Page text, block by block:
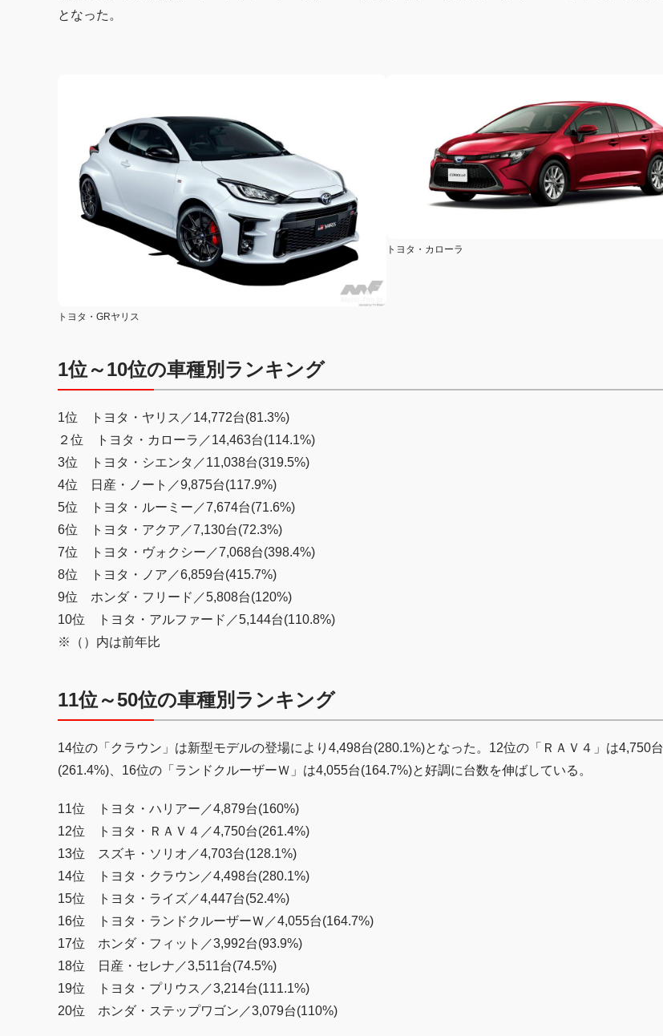
となった。
トヨタ・GRヤリス
トヨタ・カローラ
1位～10位の車種別ランキング
1位 トヨタ・ヤリス／14,772台(81.3%)
２位 トヨタ・カローラ／14,463台(114.1%)
3位 トヨタ・シエンタ／11,038台(319.5%)
4位 日産・ノート／9,875台(117.9%)
5位 トヨタ・ルーミー／7,674台(71.6%)
6位 トヨタ・アクア／7,130台(72.3%)
7位 トヨタ・ヴォクシー／7,068台(398.4%)
8位 トヨタ・ノア／6,859台(415.7%)
9位 ホンダ・フリード／5,808台(120%)
10位 トヨタ・アルファード／5,144台(110.8%)
※（）内は前年比
11位～50位の車種別ランキング
14位の「クラウン」は新型モデルの登場により4,498台(280.1%)となった。12位の「ＲＡＶ４」は4,750台
(261.4%)、16位の「ランドクルーザーＷ」は4,055台(164.7%)と好調に台数を伸ばしている。
11位 トヨタ・ハリアー／4,879台(160%)
12位 トヨタ・ＲＡＶ４／4,750台(261.4%)
13位 スズキ・ソリオ／4,703台(128.1%)
14位 トヨタ・クラウン／4,498台(280.1%)
15位 トヨタ・ライズ／4,447台(52.4%)
16位 トヨタ・ランドクルーザーＷ／4,055台(164.7%)
17位 ホンダ・フィット／3,992台(93.9%)
18位 日産・セレナ／3,511台(74.5%)
19位 トヨタ・プリウス／3,214台(111.1%)
20位 ホンダ・ステップワゴン／3,079台(110%)